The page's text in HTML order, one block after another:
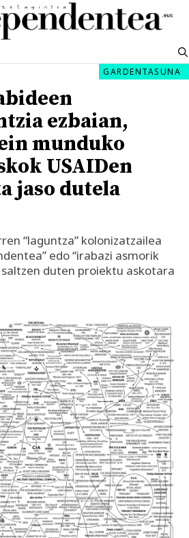
GARDENTASUNA
ezbaian,
munduko
USAIDen
jaso dutela
“laguntza” kolonizatzailea
edo “irabazi asmorik
duten proiektu askotara